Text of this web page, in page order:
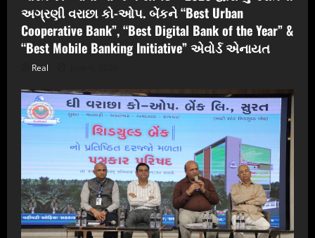
અગ્રણી વરાછા કો-ઓપ. બેંકને “Best Urban
Cooperative Bank”, “Best Digital Bank of the Year” &
“Best Mobile Banking Initiative” એવોર્ડ એનાયત
Real